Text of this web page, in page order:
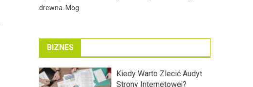
drewna. Mog
BIZNES
Kiedy Warto Zlecić Audyt
Strony Internetowej?